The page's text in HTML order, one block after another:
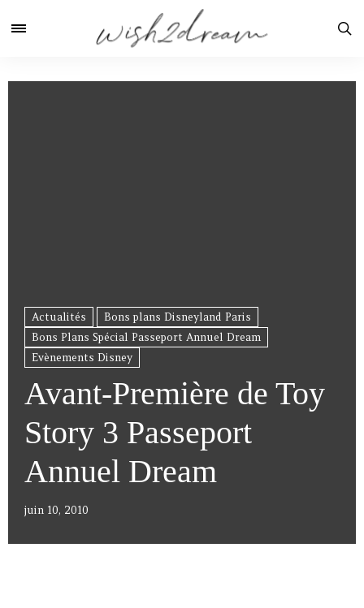
Actualités
Bons plans Disneyland Paris
Bons Plans Spécial Passeport Annuel Dream
Evènements Disney
Avant-Première de Toy
Story 3 Passeport
Annuel Dream
juin 10, 2010